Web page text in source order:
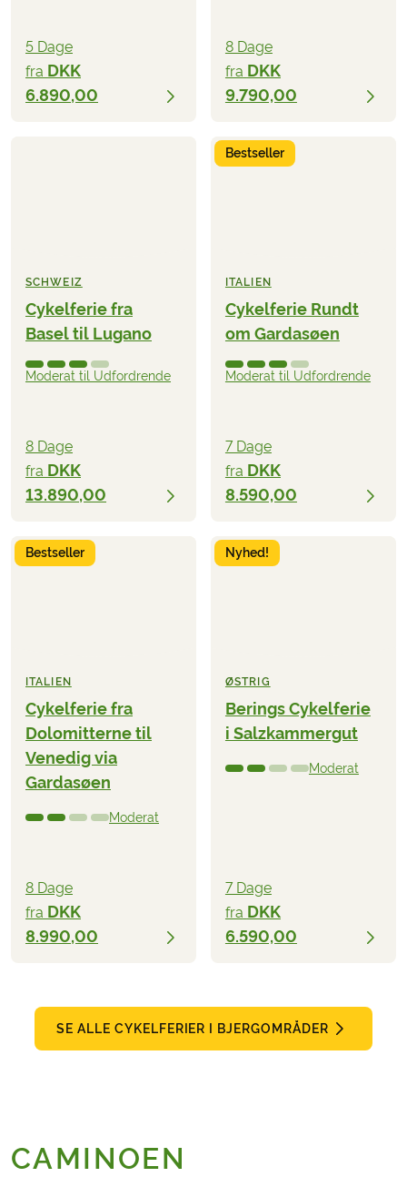
5 Dage
fra DKK
6.890,00
8 Dage
fra DKK
9.790,00
SCHWEIZ
Cykelferie fra
Basel til Lugano
Moderat til Udfordrende
8 Dage
fra DKK
13.890,00
Bestseller
ITALIEN
Cykelferie Rundt
om Gardasøen
Moderat til Udfordrende
7 Dage
fra DKK
8.590,00
Bestseller
ITALIEN
Cykelferie fra
Dolomitterne til
Venedig via
Gardasøen
Moderat
8 Dage
fra DKK
8.990,00
Nyhed!
ØSTRIG
Berings Cykelferie
i Salzkammergut
Moderat
7 Dage
fra DKK
6.590,00
SE ALLE CYKELFERIER I BJERGOMRÅDER
CAMINOEN